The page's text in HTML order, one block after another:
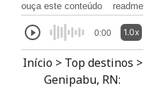
ouça este conteúdo readme
0:00 1.0x
Início> Top destinos >
Genipabu, RN: